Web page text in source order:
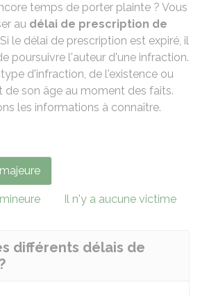
temps de porter plainte ? Vous
au délai de prescription de
le délai de prescription est expiré, il
poursuivre l'auteur d'une infraction.
d'infraction, de l'existence ou
de son âge au moment des faits.
les informations à connaître.
Il n'y a aucune victime
différents délais de